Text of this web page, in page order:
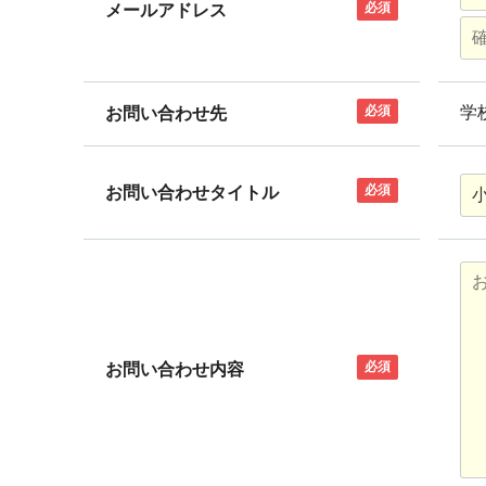
メールアドレス 必須
お問い合わせ先 必須 学
お問い合わせタイトル 必須
お問い合わせ内容 必須